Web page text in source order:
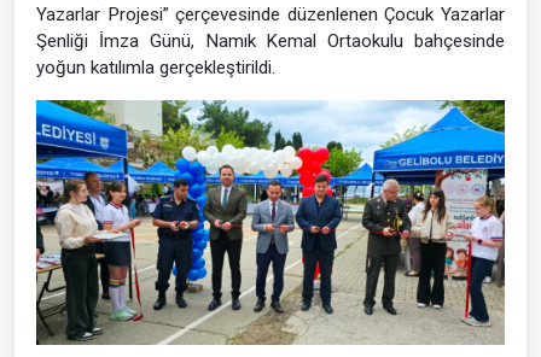
Yazarlar Projesi” çerçevesinde düzenlenen Çocuk Yazarlar
Şenliği İmza Günü, Namık Kemal Ortaokulu bahçesinde
yoğun katılımla gerçekleştirildi.